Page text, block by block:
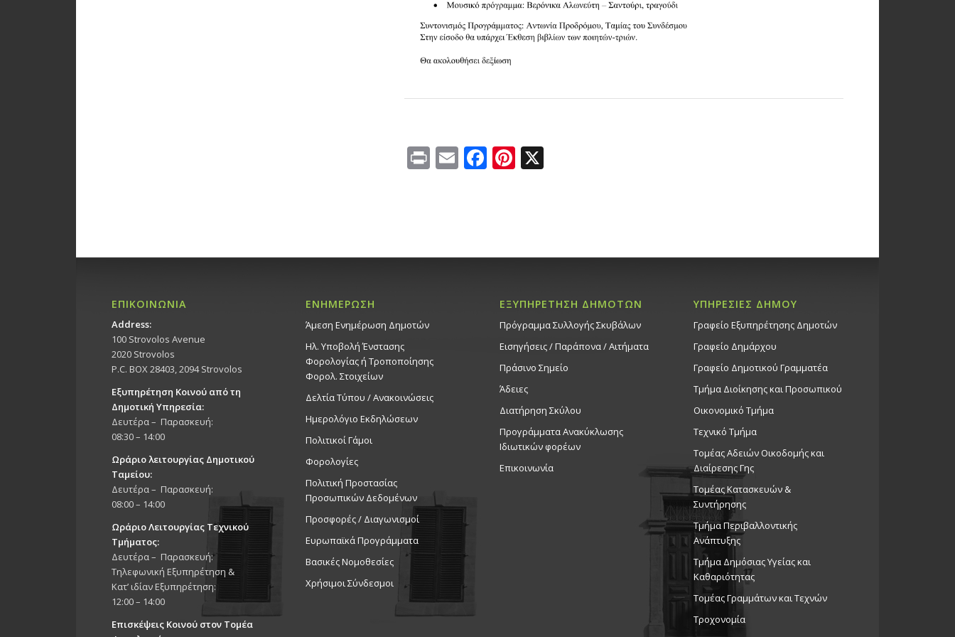
PrintEmailFacebook
Pinterest
ΕΠΙΚΟΙΝΩΝΙΑ
Address:
100 Strovolos Avenue
2020 Strovolos
P.C. BOX 28403, 2094 Strovolos
Εξυπηρέτηση Κοινού από τη
Δημοτική Υπηρεσία:
Δευτέρα – Παρασκευή:
08:30 – 14:00
Ωράριο λειτουργίας Δημοτικού
Ταμείου:
Δευτέρα – Παρασκευή:
08:00 – 14:00
Ωράριο Λειτουργίας Τεχνικού
Τμήματος:
Δευτέρα – Παρασκευή:
Τηλεφωνική Εξυπηρέτηση &
Κατ’ ιδίαν Εξυπηρέτηση:
12:00 – 14:00
Επισκέψεις Κοινού στον Τομέα
ΕΝΗΜΕΡΩΣΗ
Άμεση Ενημέρωση Δημοτών
Ηλ. Υποβολή Ένστασης
Φορολογίας ή Τροποποίησης
Φορολ. Στοιχείων
Δελτία Τύπου / Ανακοινώσεις
Ημερολόγιο Εκδηλώσεων
Πολιτικοί Γάμοι
Φορολογίες
Πολιτική Προστασίας
Προσωπικών Δεδομένων
Προσφορές / Διαγωνισμοί
Ευρωπαϊκά Προγράμματα
Βασικές Νομοθεσίες
Χρήσιμοι Σύνδεσμοι
ΕΞΥΠΗΡΕΤΗΣΗ ΔΗΜΟΤΩΝ
Πρόγραμμα Συλλογής Σκυβάλων
Εισηγήσεις / Παράπονα / Αιτήματα
Πράσινο Σημείο
Άδειες
Διατήρηση Σκύλου
Προγράμματα Ανακύκλωσης
Ιδιωτικών φορέων
Επικοινωνία
ΥΠΗΡΕΣΙΕΣ ΔΗΜΟΥ
Γραφείο Εξυπηρέτησης Δημοτών
Γραφείο Δημάρχου
Γραφείο Δημοτικού Γραμματέα
Τμήμα Διοίκησης και Προσωπικού
Οικονομικό Τμήμα
Τεχνικό Τμήμα
Τομέας Αδειών Οικοδομής και
Διαίρεσης Γης
Τομέας Κατασκευών &
Συντήρησης
Τμήμα Περιβαλλοντικής
Ανάπτυξης
Tμήμα Δημόσιας Υγείας και
Καθαριότητας
Τομέας Γραμμάτων και Τεχνών
Τροχονομία